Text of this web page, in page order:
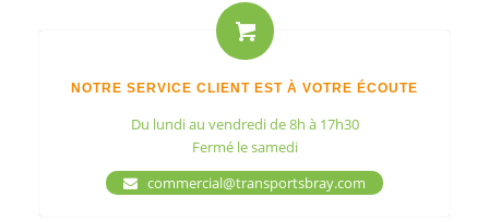
NOTRE SERVICE CLIENT EST À VOTRE ÉCOUTE
Du lundi au vendredi de 8h à 17h30
Fermé le samedi
commercial@transportsbray.com